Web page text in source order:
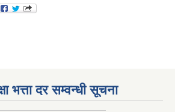
भत्ता दर सम्वन्धी सूचना